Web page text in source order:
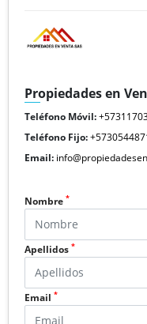
Propiedades en
Teléfono Móvil:
Teléfono Fijo:
Email:
Nombre *
Apellidos *
Email *